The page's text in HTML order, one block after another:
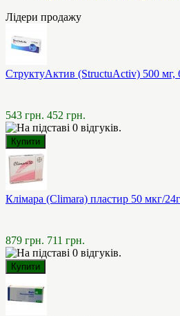
Лідери продажу
СтруктуАктив (StructuActiv) 500 мг,
543 грн. 452 грн.
Клімара (Climara) пластир 50 мкг/
879 грн. 711 грн.